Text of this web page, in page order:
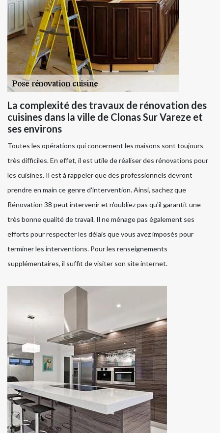
La complexité des travaux de rénovation des
cuisines dans la ville de Clonas Sur Vareze et
ses environs
Toutes les opérations qui concernent les maisons sont toujours
très difficiles. En effet, il est utile de réaliser des rénovations pour
les cuisines. Il est à rappeler que des professionnels devront
prendre en main ce genre d'intervention. Ainsi, sachez que
Rénovation 38 peut intervenir et n'oubliez pas qu'il garantit une
très bonne qualité de travail. Il ne ménage pas également ses
efforts pour respecter les délais que vous avez imposés pour
terminer les interventions. Pour les renseignements
supplémentaires, il suffit de visiter son site internet.